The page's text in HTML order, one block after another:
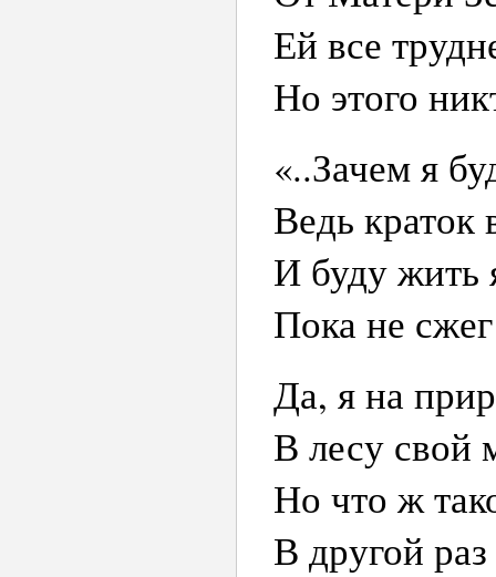
Ей все
Но этого
«..Зачем я
Ведь
И буду жить
Пока не
Да, я на
В лесу свой
Но что ж
В другой